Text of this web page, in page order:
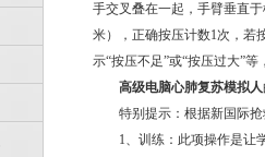
手交叉叠在一起，手臂垂直
米），正确按压计数1次，若
示“按压不足”或“按压过大”
高级电脑心肺复苏模拟人
特别提示：根据新国际抢
1、训练：此项操作是让学